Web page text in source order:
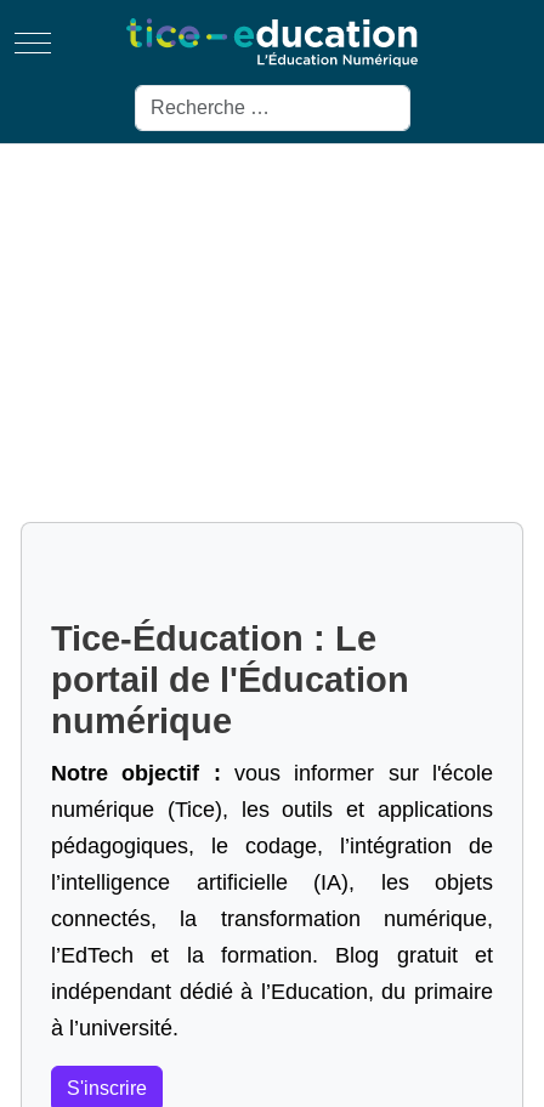
Mobile Menu Toggle
Rechercher
Tice-Éducation : Le
portail de l'Éducation
numérique
Notre objectif : vous informer sur l'école
numérique (Tice), les outils et applications
pédagogiques, le codage,
l’intégration de
l’intelligence artificielle (IA), les objets
connectés, la transformation numérique,
l’EdTech et la formation. Blog gratuit et
indépendant dédié à l’Education, du primaire
à l’université.
S'inscrire